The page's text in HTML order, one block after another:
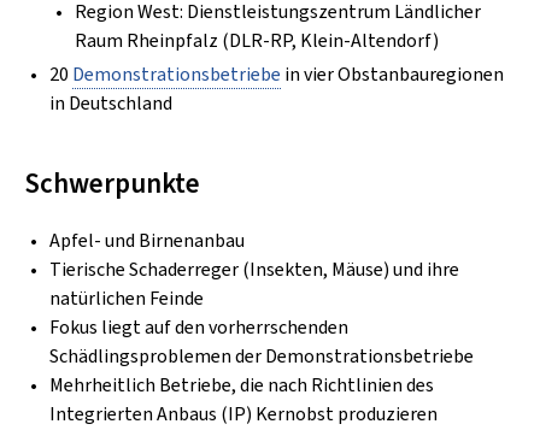
Region West: Dienstleistungszentrum Ländlicher
Raum Rheinpfalz (DLR-RP, Klein-Altendorf)
20 Demonstrationsbetriebe in vier Obstanbauregionen
in Deutschland
Schwerpunkte
Apfel- und Birnenanbau
Tierische Schaderreger (Insekten, Mäuse) und ihre
natürlichen Feinde
Fokus liegt auf den vorherrschenden
Schädlingsproblemen der Demonstrationsbetriebe
Mehrheitlich Betriebe, die nach Richtlinien des
Integrierten Anbaus (IP) Kernobst produzieren